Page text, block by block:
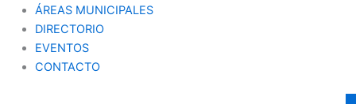
ÁREAS MUNICIPALES
DIRECTORIO
EVENTOS
CONTACTO